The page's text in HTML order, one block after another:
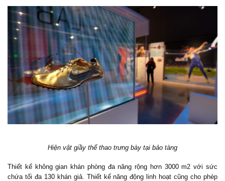
Hiện vật giầy thể thao trưng bày tại bảo tàng
Thiết kế không gian khán phòng đa năng rộng hơn 3000 m2 với sức
chứa tối đa 130 khán giả. Thiết kế năng động linh hoạt cũng cho phép